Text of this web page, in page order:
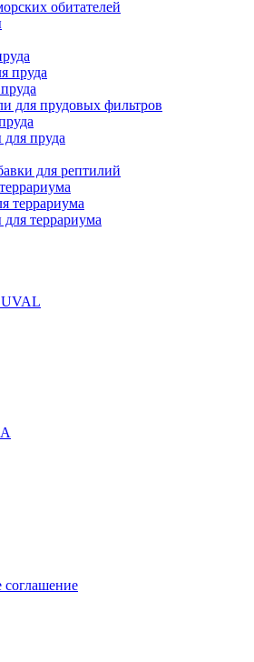
обитателей
пруда
для прудовых фильтров
пруда
для рептилий
террариума
террариума
соглашение